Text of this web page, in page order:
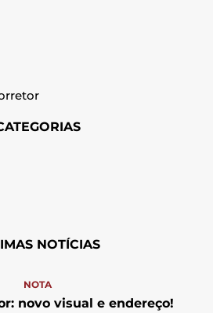
NOTÍCIAS
NOTA
novo visual e endereço!